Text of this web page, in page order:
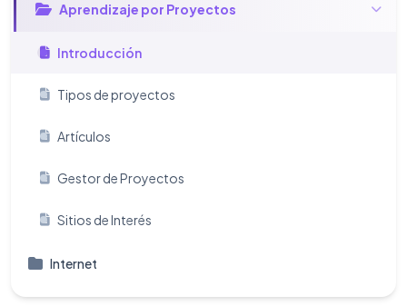
Aprendizaje por Proyectos
Introducción
Tipos de proyectos
Artículos
Gestor de Proyectos
Sitios de Interés
Internet